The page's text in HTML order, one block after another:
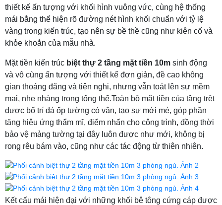
thiết kế ấn tượng với khối hình vuông vức, cùng hệ thống
mái bằng thể hiện rõ đường nét hình khối chuẩn với tỷ lệ
vàng trong kiến trúc, tạo nên sự bề thề cũng như kiên cố và
khỏe khoắn của mẫu nhà.
Mặt tiền kiến trúc biệt thự 2 tầng mặt tiền 10m sinh động
và vô cùng ấn tượng với thiết kế đơn giản, đề cao không
gian thoáng đãng và tiện nghi, nhưng vẫn toát lên sự mềm
mại, nhẹ nhàng trong tổng thể.Toàn bộ mặt tiền của tầng trệt
được bố trí đá ốp tường có vân, tạo sự mới mẻ, góp phần
tăng hiệu ứng thẩm mĩ, điểm nhấn cho công trình, đồng thời
bảo vệ mảng tường tại đây luôn được như mới, không bị
rong rêu bám vào, cũng như các tác động từ thiên nhiên.
Kết cấu mái hiện đại với những khối bê tông cứng cáp được